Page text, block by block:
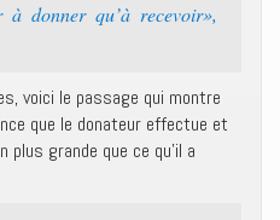
donner qu’à recevoir»,
voici le passage qui montre
que le donateur effectue et
grande que ce qu’il a